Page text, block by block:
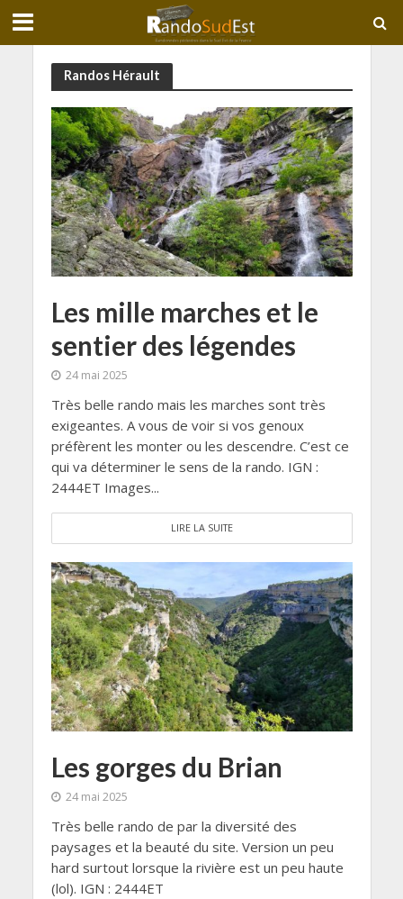
Randos Hérault
Les mille marches et le
sentier des légendes
24 mai 2025
Très belle rando mais les marches sont très
exigeantes. A vous de voir si vos genoux
préfèrent les monter ou les descendre. C’est ce
qui va déterminer le sens de la rando. IGN :
2444ET Images...
LIRE LA SUITE
Les gorges du Brian
24 mai 2025
Très belle rando de par la diversité des
paysages et la beauté du site. Version un peu
hard surtout lorsque la rivière est un peu haute
(lol). IGN : 2444ET